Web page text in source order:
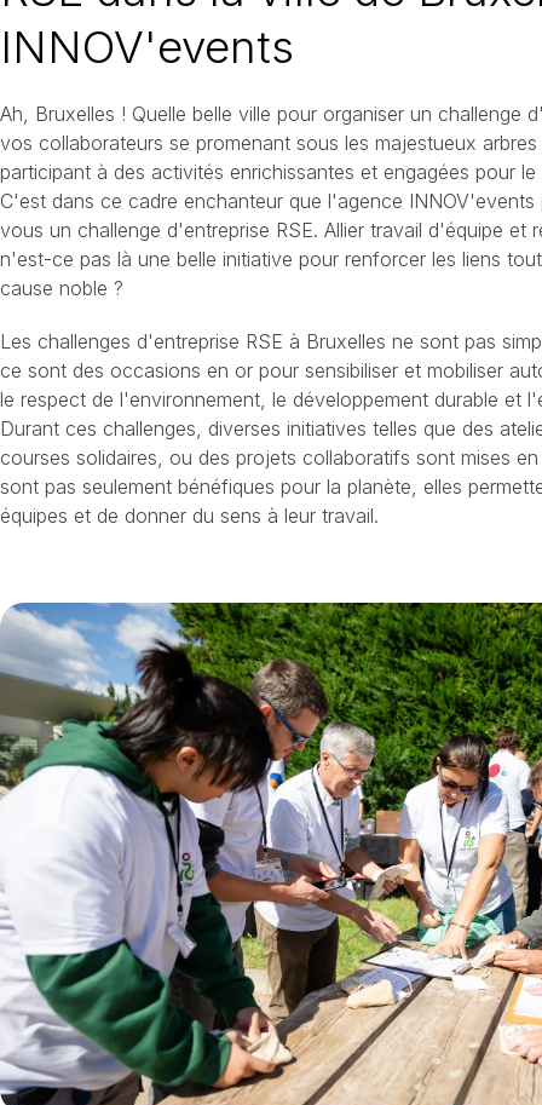
INNOV'events
Ah, Bruxelles ! Quelle belle ville pour organiser un challenge
vos collaborateurs se promenant sous les majestueux
participant à des activités enrichissantes et engagées pour
C'est dans ce cadre enchanteur que l'agence
vous un challenge d'entreprise RSE. Allier travail d'équipe et
n'est-ce pas là une belle initiative pour renforcer les liens
cause noble ?
Les challenges d'entreprise RSE à Bruxelles ne sont pas
ce sont des occasions en or pour sensibiliser et mobiliser
le respect de l'environnement, le développement durable et
Durant ces challenges, diverses initiatives telles que des
courses solidaires, ou des projets collaboratifs sont mises
sont pas seulement bénéfiques pour la planète, elles
équipes et de donner du sens à leur travail.